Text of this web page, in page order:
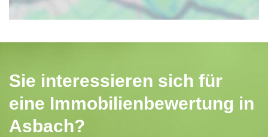
Sie interessieren sich für
eine Immobilienbewertung in
Asbach?